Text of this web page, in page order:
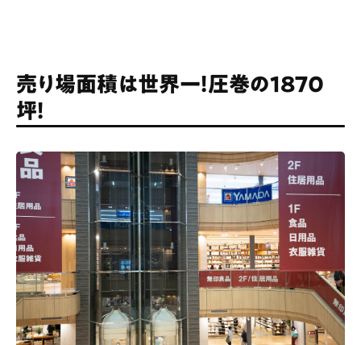
売り場面積は世界一！圧巻の1870
坪！